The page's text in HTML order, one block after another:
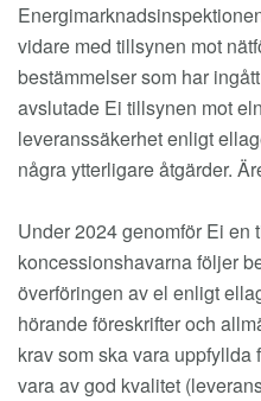
vidare med tillsynen mot
bestämmelser som har
avslutade Ei tillsynen mot
leveranssäkerhet enligt
några ytterligare åtgärder.
Under 2024 genomför Ei en
koncessionshavarna följer
överföringen av el enligt
hörande föreskrifter och
krav som ska vara
vara av god kvalitet